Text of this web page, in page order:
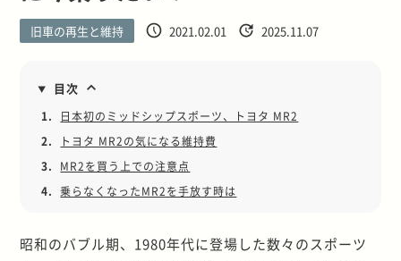
旧車の再生と維持 2021.02.01 2025.11.07
目次
1.
日本初のミッドシップスポーツ、トヨタ MR2
2.
トヨタ MR2の気になる維持費
3.
MR2を買う上での注意点
4.
乗らなくなったMR2を手放す時は
昭和のバブル期、1980年代に登場した数々のスポーツ